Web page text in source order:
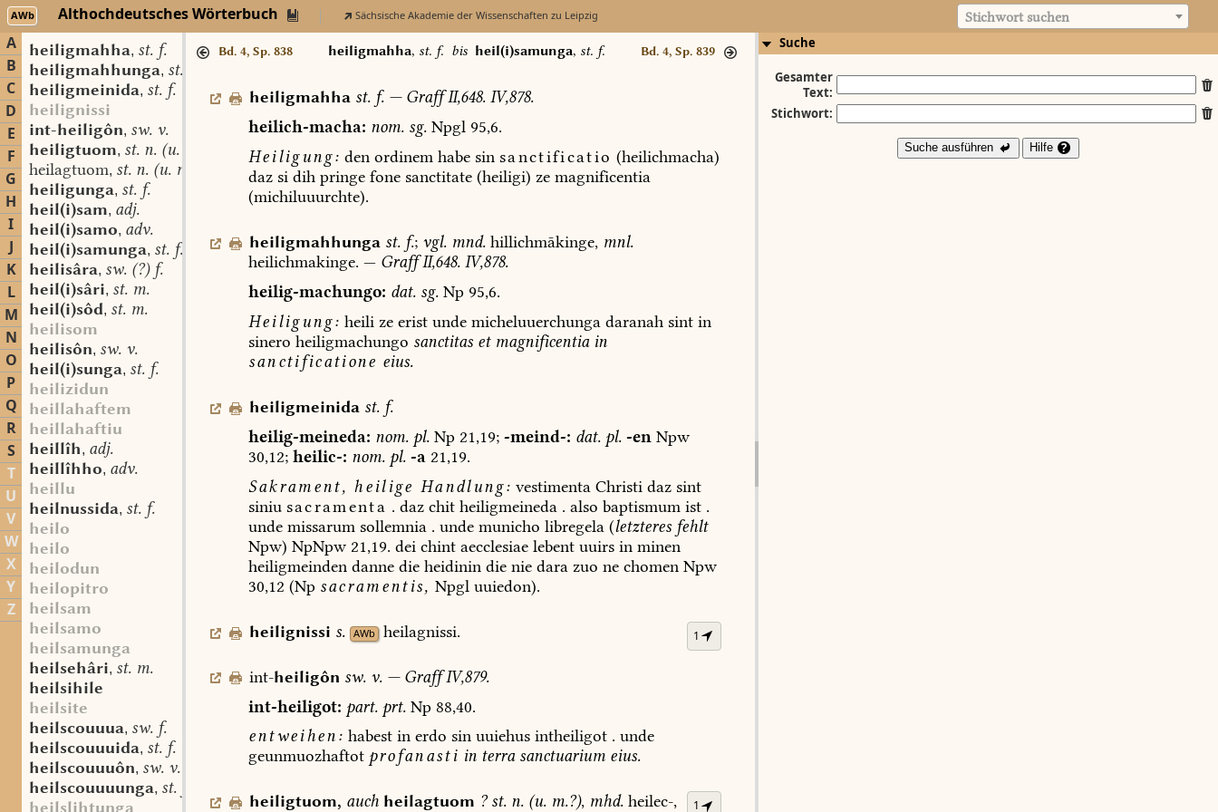
AWb Althochdeutsches Wörterbuch Sächsische Akademie der Wissenschaften zu Leipzig Stichwort suchen
A
B
C
D
E
F
G
H
I
J
K
L
M
N
O
P
Q
R
S
T
U
V
W
X
Y
Z
heiligmahha, st. f.
heiligmahhunga, st. f.
heiligmeinida, st. f.
heilignissi
int-heiligôn, sw. v.
heiligtuom, st. n. (u. m.?)
heilagtuom, st. n. (u. m.?)
heiligunga, st. f.
heil(i)sam, adj.
heil(i)samo, adv.
heil(i)samunga, st. f.
heilisâra, sw. (?) f.
heil(i)sâri, st. m.
heil(i)sôd, st. m.
heilisom
heilisôn, sw. v.
heil(i)sunga, st. f.
heilizidun
heillahaftem
heillahaftiu
heillîh, adj.
heillîhho, adv.
heillu
heilnussida, st. f.
heilo
heilo
heilodun
heilopitro
heilsam
heilsamo
heilsamunga
heilsehâri, st. m.
heilsihile
heilsite
heilscouuua, sw. f.
heilscouuuida, st. f.
heilscouuuôn, sw. v.
heilscouuuunga, st. f.
heilslihtunga
Bd. 4, Sp. 838 heiligmahha, st. f.bis heil(i)samunga, st. f. Bd. 4, Sp. 839
heiligmahha st. f. —GraffII,648. IV,878.
heilich-macha: nom.sg.Npgl95,6.
Heiligung: den ordinem habe sin sanctificatio (heilichmacha)
dazsidihpringefonesanctitate(heiligi) ze magnificentia
(michiluuurchte).
heiligmahhunga st. f.; vgl. mnd. hillichmākinge, mnl.
heilichmakinge. — GraffII,648.IV,878.
heilig-machungo: dat.sg.Np95,6.
Heiligung: heili ze erist unde micheluuerchunga daranah sint in
sinero heiligmachungo sanctitaset magnificentiain
sanctificatione eius.
heiligmeinida st. f.
heilig-meineda: nom.pl.Np21,19; -meind-: dat.pl. -en Npw
30,12; heilic-: nom.pl. -a21,19.
Sakrament, heilige Handlung: vestimenta Christi daz sint
siniu sacramenta . daz chit heiligmeineda . also baptismum ist .
undemissarumsollemnia. unde municho libregela(letzteresfehlt
Npw) NpNpw21,19. dei chintaecclesiaelebentuuirsinminen
heiligmeinden dannedieheidinindieniedarazuo nechomenNpw
30,12 (Np sacramentis, Npgluuiedon).
1
heilignissi s. AWb heilagnissi.
int-heiligôn sw. v. —GraffIV,879.
int-heiligot: part.prt.Np88,40.
entweihen: habest in erdo sin uuiehus intheiligot . unde
geunmuozhaftot profanasti in terrasanctuarium eius.
1
heiligtuom, auch heilagtuom ? st. n. (u. m.?), mhd. heilec-,
Suche
Gesamter
Text:
Stichwort:
Suche ausführen Hilfe